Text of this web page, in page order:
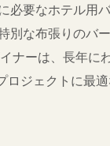
必要なホテル用
別な布張りのバ
ナーは、長年に
ジェクトに最